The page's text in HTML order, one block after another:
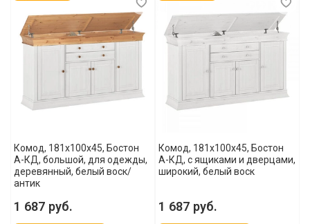
Комод, 181x100x45, Бостон
А-КД, большой, для одежды,
деревянный, белый воск/
антик
1 687 руб.
Комод, 181x100x45, Бостон
А-КД, с ящиками и дверцами,
широкий, белый воск
1 687 руб.